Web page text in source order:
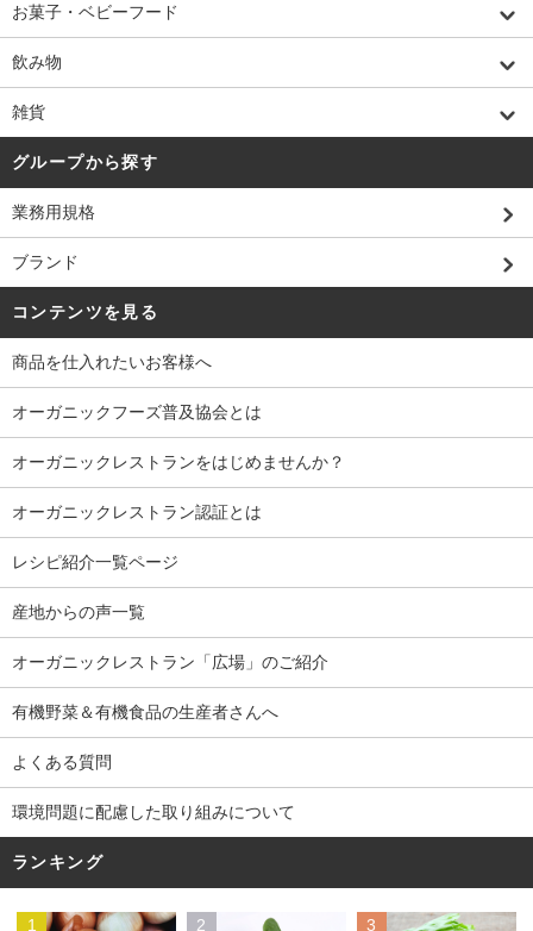
お菓子・ベビーフード
飲み物
雑貨
グループから探す
業務用規格
ブランド
コンテンツを見る
商品を仕入れたいお客様へ
オーガニックフーズ普及協会とは
オーガニックレストランをはじめませんか？
オーガニックレストラン認証とは
レシピ紹介一覧ページ
産地からの声一覧
オーガニックレストラン「広場」のご紹介
有機野菜＆有機食品の生産者さんへ
よくある質問
環境問題に配慮した取り組みについて
ランキング
1 2 3